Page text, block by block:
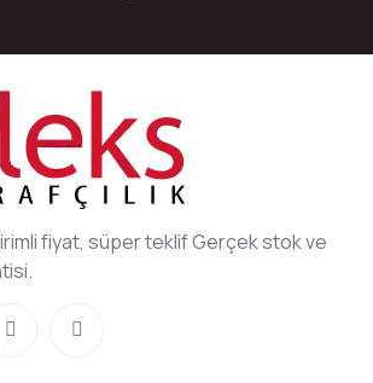
fiyat, süper teklif Gerçek stok ve